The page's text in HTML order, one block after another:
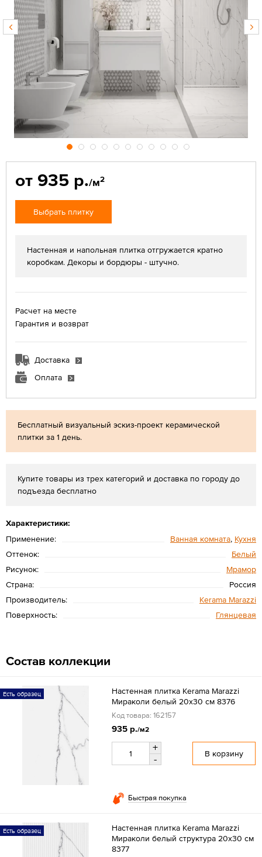
Бесплатный визуальный эскиз-проект керамической
плитки за 1 день.
Купите товары из трех категорий и доставка по городу до
подъезда бесплатно
Характеристики:
Применение:
Ванная комната, Кухня
Оттенок:
Белый
Рисунок:
Мрамор
Страна:
Россия
Производитель:
Kerama Marazzi
Поверхность:
Глянцевая
от 935 р./м2
Выбрать плитку
Настенная и напольная плитка отгружается кратно
коробкам. Декоры и бордюры - штучно.
Расчет на месте
Гарантия и возврат
Доставка
Оплата
Состав коллекции
Есть образец
Настенная плитка Kerama Marazzi
Мираколи белый 20x30 см 8376
Код товара: 162157
935 р./м2
+
-
В корзину
Быстрая покупка
Есть образец
Настенная плитка Kerama Marazzi
Мираколи белый структура 20x30 см
8377